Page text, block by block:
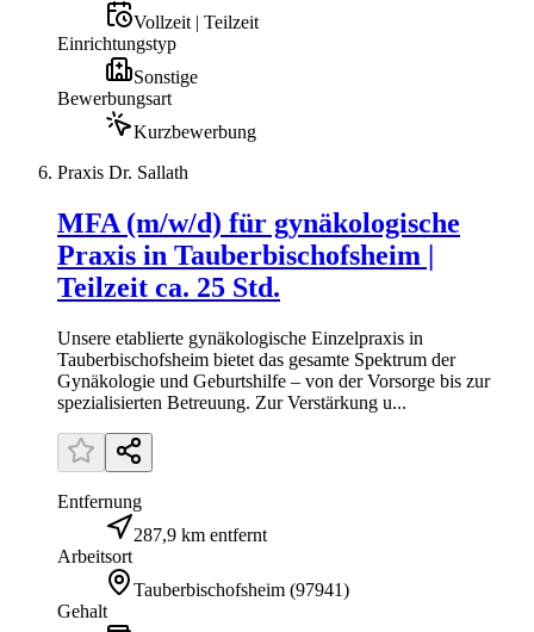
Vollzeit | Teilzeit
Einrichtungstyp
Sonstige
Bewerbungsart
Kurzbewerbung
Praxis Dr. Sallath
MFA (m/w/d) für gynäkologische
Praxis in Tauberbischofsheim |
Teilzeit ca. 25 Std.
Unsere etablierte gynäkologische Einzelpraxis in
Tauberbischofsheim bietet das gesamte Spektrum der
Gynäkologie und Geburtshilfe – von der Vorsorge bis zur
spezialisierten Betreuung. Zur Verstärkung u...
Entfernung
287,9 km entfernt
Arbeitsort
Tauberbischofsheim (97941)
Gehalt